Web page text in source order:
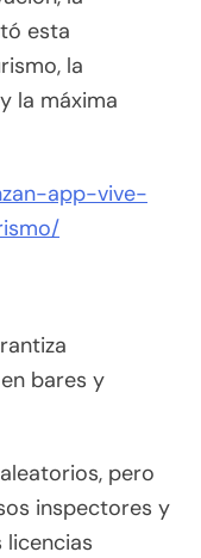
esta
la
la máxima
app-vive-
bares y
pero
inspectores y